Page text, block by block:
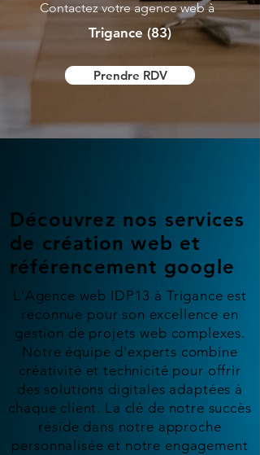
Contactez votre agence web à
Trigance (83)
Prendre RDV
Découvrez nos services
de création web et
référencement google
L'Agence web IDP13 à Trigance est
reconnue pour son excellence en
gestion de projets web complexes.
Notre équipe d'experts combine
créativité et technicité pour offrir
des solutions digitales adaptées à
chaque client. La clé de notre succès
réside dans notre approche
personnalisée et notre engagement